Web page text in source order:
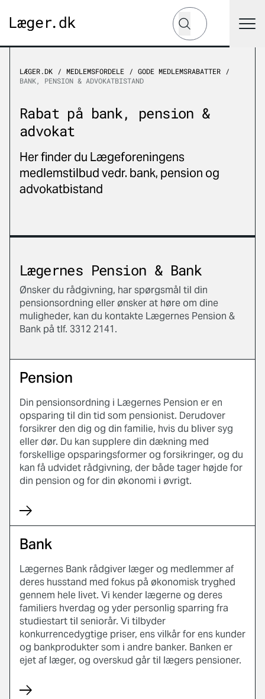
Hvad leder du efter?
Søg
LÆGER.DK MEDLEMSFORDELE
GODE MEDLEMSRABATTER
BANK, PENSION & ADVOKATBISTAND
Rabat på bank, pension &
advokat
Her finder du Lægeforeningens
medlemstilbud vedr. bank, pension og
advokatbistand
Lægernes Pension & Bank
Ønsker du rådgivning, har spørgsmål til din
pensionsordning eller ønsker at høre om dine
muligheder, kan du kontakte Lægernes Pension &
Bank på tlf. 3312 2141.
Pension
Din pensionsordning i Lægernes Pension er en
opsparing til din tid som pensionist. Derudover
forsikrer den dig og din familie, hvis du bliver syg
eller dør. Du kan supplere din dækning med
forskellige opsparingsformer og forsikringer, og du
kan få udvidet rådgivning, der både tager højde for
din pension og for din økonomi i øvrigt.
Bank
Lægernes Bank rådgiver læger og medlemmer af
deres husstand med fokus på økonomisk tryghed
gennem hele livet. Vi kender lægerne og deres
familiers hverdag og yder personlig sparring fra
studiestart til seniorår. Vi tilbyder
konkurrencedygtige priser, ens vilkår for ens kunder
og bankprodukter som i andre banker. Banken er
ejet af læger, og overskud går til lægers pensioner.